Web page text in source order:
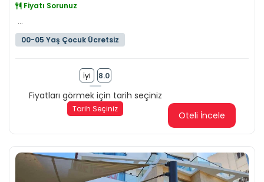
Fiyatı Sorunuz
...
00-05 Yaş Çocuk Ücretsiz
İyi 8.0
Fiyatları görmek için tarih seçiniz
Tarih Seçiniz
Oteli İncele